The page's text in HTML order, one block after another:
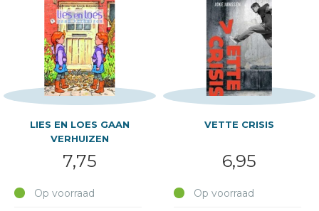
LIES EN LOES GAAN
VERHUIZEN
7,75
Op voorraad
VETTE CRISIS
6,95
Op voorraad